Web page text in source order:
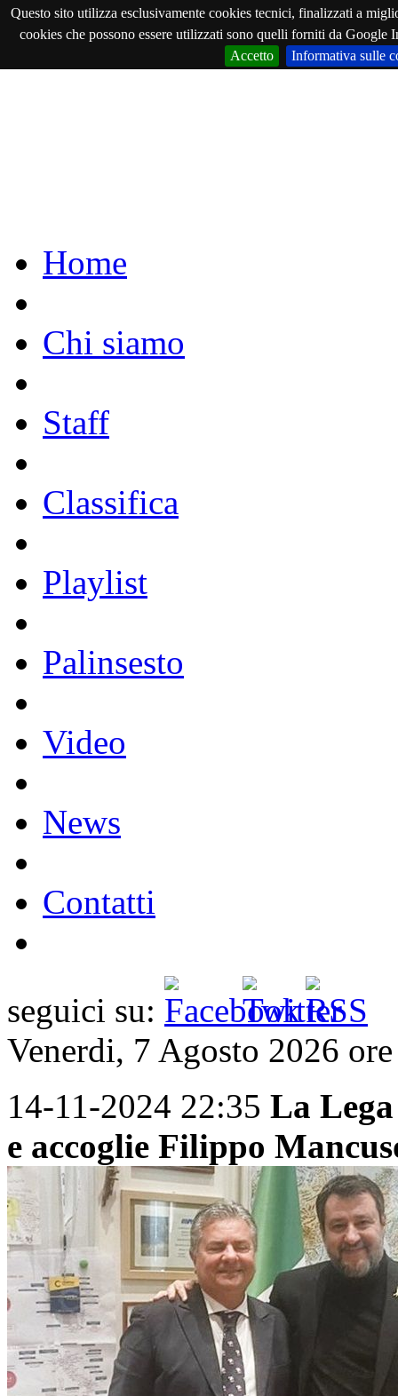
Questo sito utilizza esclusivamente cookies tecnici, finalizzati a
cookies che possono essere utilizzati sono quelli forniti da
Accetto
Informativa sulle
Home
Chi siamo
Staff
Classifica
Playlist
Palinsesto
Video
News
Contatti
seguici su:
Venerdi, 7 Agosto 2026
14-11-2024 22:35 La
e accoglie Filippo